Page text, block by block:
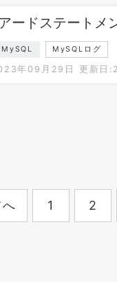
ードステートメ
MySQL MySQLログ
年09月29日 更新日
1 2